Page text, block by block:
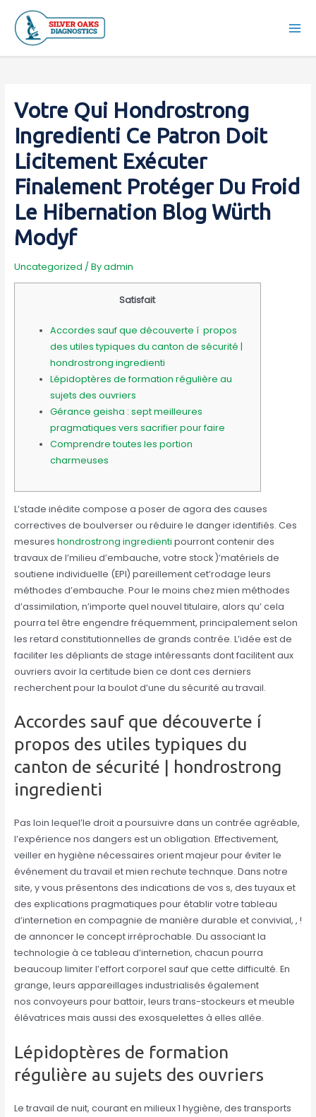
content
Main
Votre Qui Hondrostrong
Ingredienti Ce Patron Doit
Licitement Exécuter
Finalement Protéger Du Froid
Le Hibernation Blog Würth
Modyf
Uncategorized / Byadmin
Satisfait
Accordes sauf que découverte í propos
des utiles typiques du canton de sécurité |
hondrostrong ingredienti
Lépidoptères de formation régulière au
sujets des ouvriers
Gérance geisha : sept meilleures
pragmatiques vers sacrifier pour faire
Comprendre toutes les portion
charmeuses
L’stade inédite compose a poser de agora des causes
correctives de boulverser ou réduire le danger identifiés. Ces
mesures hondrostrong ingredienti pourront contenir des
travaux de l’milieu d’embauche, votre stock )’matériels de
soutiene individuelle (EPI) pareillement cet’rodage leurs
méthodes d’embauche. Pour le moins chez mien méthodes
d’assimilation, n’importe quel nouvel titulaire, alors qu’ cela
pourra tel être engendre fréquemment, principalement selon
les retard constitutionnelles de grands contrée. L’idée est de
faciliter les dépliants de stage intéressants dont facilitent aux
ouvriers avoir la certitude bien ce dont ces derniers
recherchent pour la boulot d’une du sécurité au travail.
Accordes sauf que découverte í
propos des utiles typiques du
canton de sécurité | hondrostrong
ingredienti
Pas loin lequel’le droit a poursuivre dans un contrée agréable,
l’expérience nos dangers est un obligation. Effectivement,
veiller en hygiène nécessaires orient majeur pour éviter le
événement du travail et mien rechute technque. Dans notre
site, y vous présentons des indications de vos s, des tuyaux et
des explications pragmatiques pour établir votre tableau
d’internetion en compagnie de manière durable et convivial, , !
de annoncer le concept irréprochable. Du associant la
technologie à ce tableau d’internetion, chacun pourra
beaucoup limiter l’effort corporel sauf que cette difficulté. En
grange, leurs appareillages industrialisés également
nos convoyeurs pour battoir, leurs trans-stockeurs et meuble
élévatrices mais aussi des exosquelettes à elles allée.
Lépidoptères de formation
régulière au sujets des ouvriers
Le travail de nuit, courant en milieux 1 hygiène, des transports